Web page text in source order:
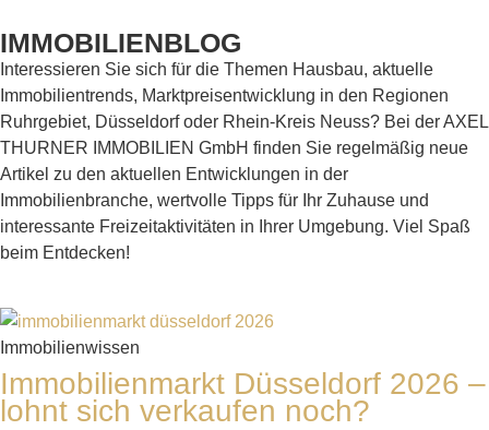
IMMOBILIENBLOG
Interessieren Sie sich für die Themen Hausbau, aktuelle
Immobilientrends, Marktpreisentwicklung in den Regionen
Ruhrgebiet, Düsseldorf oder Rhein-Kreis Neuss? Bei der AXEL
THURNER IMMOBILIEN GmbH finden Sie regelmäßig neue
Artikel zu den aktuellen Entwicklungen in der
Immobilienbranche, wertvolle Tipps für Ihr Zuhause und
interessante Freizeitaktivitäten in Ihrer Umgebung. Viel Spaß
beim Entdecken!
Immobilienwissen
Immobilienmarkt Düsseldorf 2026 –
lohnt sich verkaufen noch?